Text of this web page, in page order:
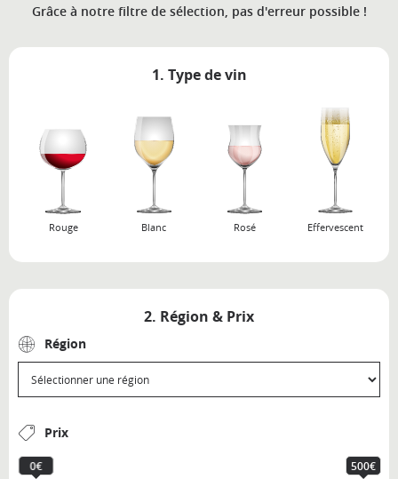
Grâce à notre filtre de sélection, pas d'erreur possible !
1. Type de vin
Rouge Blanc Rosé Effervescent
2. Région & Prix
Région
Prix
0€ 500€